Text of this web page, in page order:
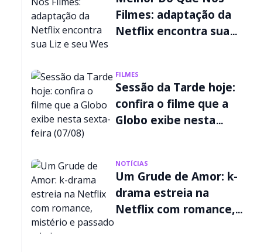
Filmes: adaptação da
Netflix encontra sua
FILMES
Sessão da Tarde hoje:
confira o filme que a
Globo exibe nesta
NOTÍCIAS
Um Grude de Amor: k-
drama estreia na
Netflix com romance,